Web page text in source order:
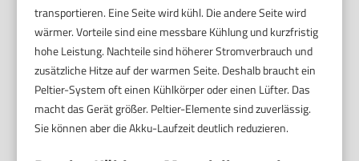
transportieren. Eine Seite wird kühl. Die andere Seite wird
wärmer. Vorteile sind eine messbare Kühlung und kurzfristig
hohe Leistung. Nachteile sind höherer Stromverbrauch und
zusätzliche Hitze auf der warmen Seite. Deshalb braucht ein
Peltier-System oft einen Kühlkörper oder einen Lüfter. Das
macht das Gerät größer. Peltier-Elemente sind zuverlässig.
Sie können aber die Akku-Laufzeit deutlich reduzieren.